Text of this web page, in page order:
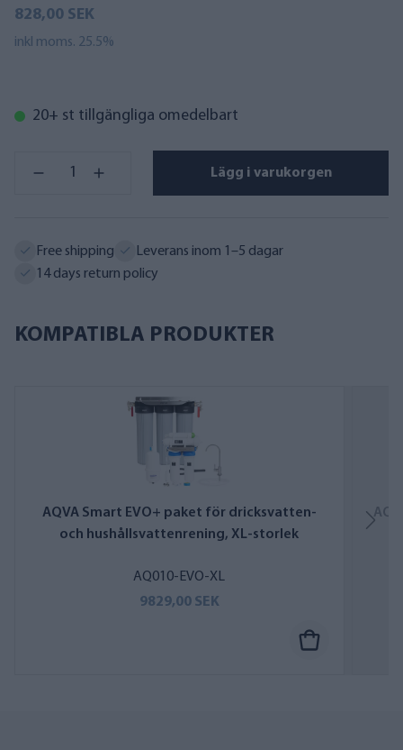
828,00 SEK
inkl moms. 25.5%
20+ st tillgängliga omedelbart
Lägg i varukorgen
Free shipping
Leverans inom 1–5 dagar
14 days return policy
KOMPATIBLA PRODUKTER
AQVA Smart EVO+ paket för dricksvatten-
och hushållsvattenrening, XL-storlek
AQ010-EVO-XL
9829,00 SEK